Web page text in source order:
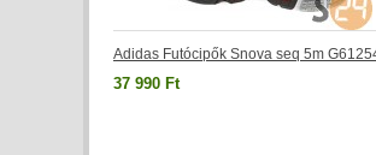
Adidas Futócipők Snova seq 5m
37 990 Ft